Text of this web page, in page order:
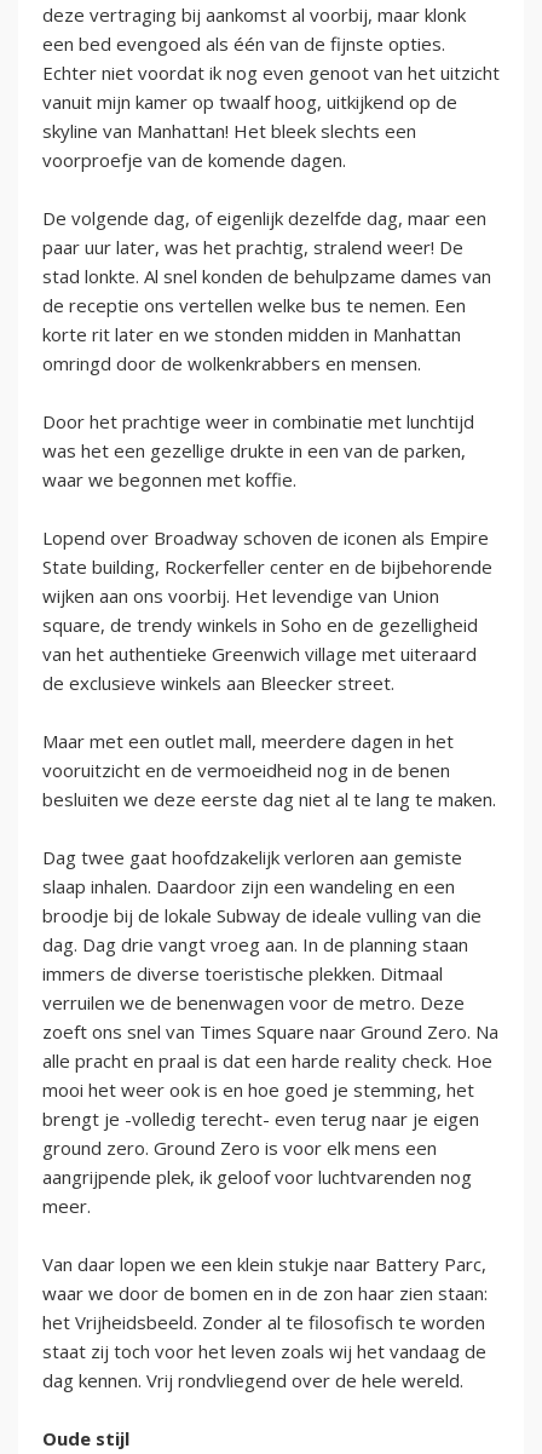
deze vertraging bij aankomst al voorbij, maar klonk
een bed evengoed als één van de fijnste opties.
Echter niet voordat ik nog even genoot van het uitzicht
vanuit mijn kamer op twaalf hoog, uitkijkend op de
skyline van Manhattan! Het bleek slechts een
voorproefje van de komende dagen.
De volgende dag, of eigenlijk dezelfde dag, maar een
paar uur later, was het prachtig, stralend weer! De
stad lonkte. Al snel konden de behulpzame dames van
de receptie ons vertellen welke bus te nemen. Een
korte rit later en we stonden midden in Manhattan
omringd door de wolkenkrabbers en mensen.
Door het prachtige weer in combinatie met lunchtijd
was het een gezellige drukte in een van de parken,
waar we begonnen met koffie.
Lopend over Broadway schoven de iconen als Empire
State building, Rockerfeller center en de bijbehorende
wijken aan ons voorbij. Het levendige van Union
square, de trendy winkels in Soho en de gezelligheid
van het authentieke Greenwich village met uiteraard
de exclusieve winkels aan Bleecker street.
Maar met een outlet mall, meerdere dagen in het
vooruitzicht en de vermoeidheid nog in de benen
besluiten we deze eerste dag niet al te lang te maken.
Dag twee gaat hoofdzakelijk verloren aan gemiste
slaap inhalen. Daardoor zijn een wandeling en een
broodje bij de lokale Subway de ideale vulling van die
dag. Dag drie vangt vroeg aan. In de planning staan
immers de diverse toeristische plekken. Ditmaal
verruilen we de benenwagen voor de metro. Deze
zoeft ons snel van Times Square naar Ground Zero. Na
alle pracht en praal is dat een harde reality check. Hoe
mooi het weer ook is en hoe goed je stemming, het
brengt je -volledig terecht- even terug naar je eigen
ground zero. Ground Zero is voor elk mens een
aangrijpende plek, ik geloof voor luchtvarenden nog
meer.
Van daar lopen we een klein stukje naar Battery Parc,
waar we door de bomen en in de zon haar zien staan:
het Vrijheidsbeeld. Zonder al te filosofisch te worden
staat zij toch voor het leven zoals wij het vandaag de
dag kennen. Vrij rondvliegend over de hele wereld.
Oude stijl